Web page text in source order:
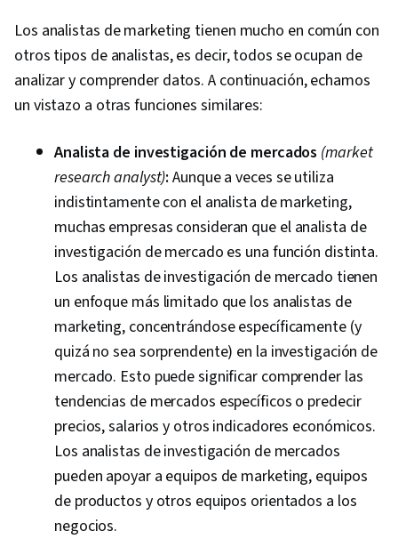
Commerce, Search Engine Optimization,
Marketing, Email Marketing, Keyword Research,
Search Engine Marketing, Conversion Funnel
Analysis, Customer Engagement, Content
Strategy and Techniques, Digital Advertising,
Marketing Strategies, Advertising Campaigns,
Target Audience, Digital Marketing, Customer
Analysis, Market Research, Sales, Order
Management, Retail Store Operations, Market
Trend, Sales Strategy, Business Research,
Order Delivery, Shipping and Receiving, Order
Management, A/B Testing, Key Performance
Indicators (KPIs), Data Presentation, Return On
Investment, Pivot Tables And Charts, Google
Analytics, Marketing Analytics, Data-Driven
Marketing, Digital Marketing Campaigns, Media
Buying, Content Performance Analysis,
Marketing Effectiveness, Media Strategy,
Los analistas de marketing tienen mucho en común con
otros tipos de analistas, es decir, todos se ocupan de
analizar y comprender datos. A continuación, echamos
un vistazo a otras funciones similares:
Analista de investigación de mercados (market
research analyst):Aunque a veces se utiliza
indistintamente con el analista de marketing,
muchas empresas consideran que el analista de
investigación de mercado es una función distinta.
Los analistas de investigación de mercado tienen
un enfoque más limitado que los analistas de
marketing, concentrándose específicamente (y
quizá no sea sorprendente) en la investigación de
mercado. Esto puede significar comprender las
tendencias de mercados específicos o predecir
precios, salarios y otros indicadores económicos.
Los analistas de investigación de mercados
pueden apoyar a equipos de marketing, equipos
de productos y otros equipos orientados a los
negocios.